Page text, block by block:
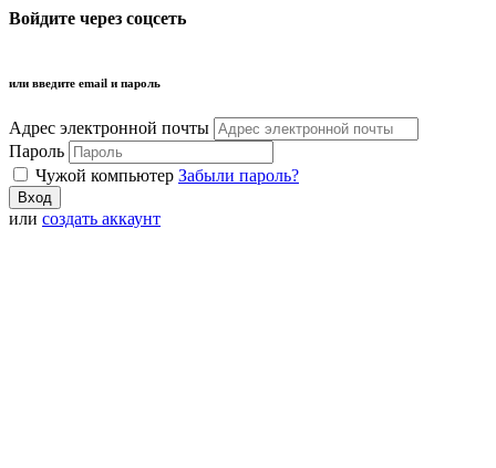
Войдите через соцсеть
или введите email и пароль
Адрес электронной почты
Пароль
Чужой компьютер Забыли пароль?
или создать аккаунт